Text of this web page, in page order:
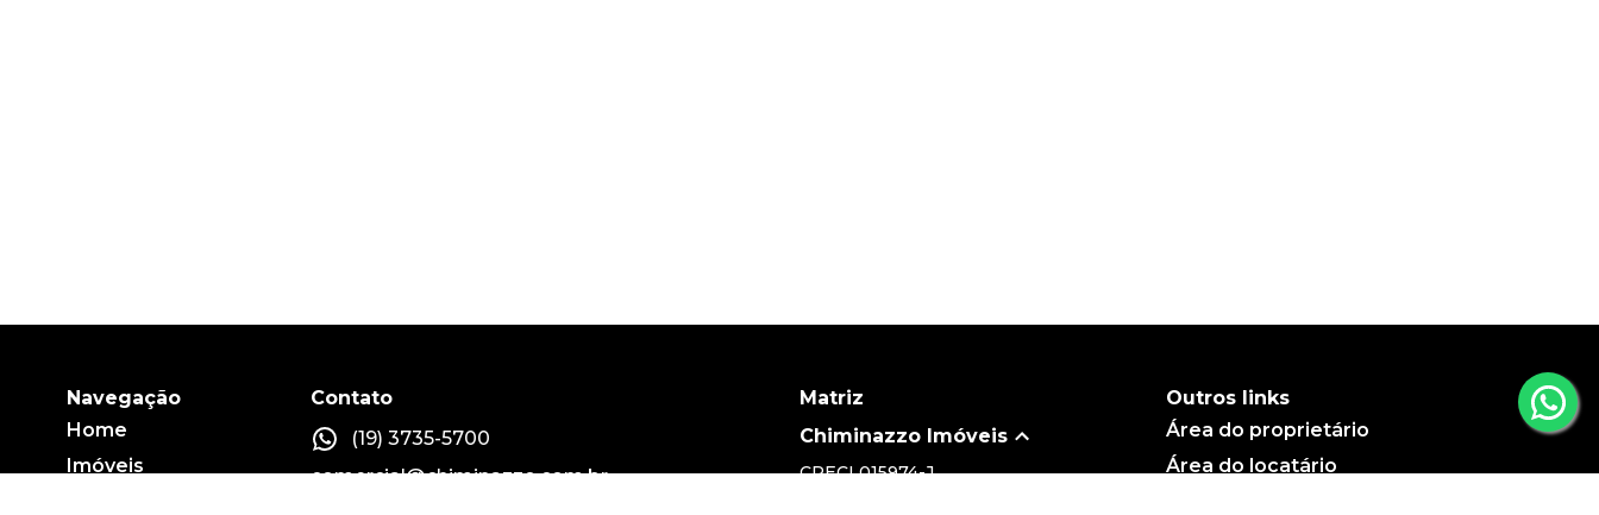
Navegação
Home
Imóveis
Contato
(19) 3735-5700
comercial@chiminazzo.com.br
Matriz
Chiminazzo Imóveis
CRECI015974-J
Outros links
Área do proprietário
Área do locatário